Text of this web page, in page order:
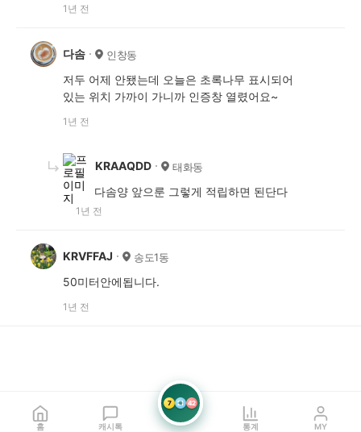
1년 전
다솜 인창동
저두 어제 안됐는데 오늘은 초록나무 표시되어
있는 위치 가까이 가니까 인증창 열렸어요~
1년 전
KRAAQDD 태화동
다솜양 앞으룬 그렇게 적립하면 된단다
1년 전
KRVFFAJ 송도1동
50미터안에됩니다.
1년 전
홈 캐시톡
7 21 42
통계 MY